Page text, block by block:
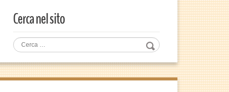
Cerca nel sito